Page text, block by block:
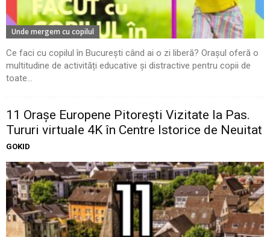
Unde mergem cu copilul
Ce faci cu copilul în București când ai o zi liberă? Orașul oferă o
multitudine de activități educative și distractive pentru copii de
toate...
11 Oraşe Europene Pitoreşti Vizitate la Pas.
Tururi virtuale 4K în Centre Istorice de Neuitat
GOKID